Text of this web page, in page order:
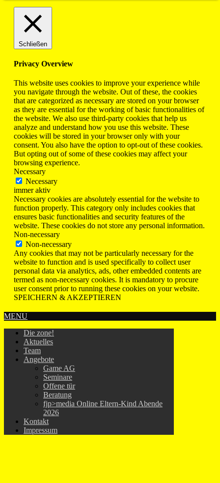
Schließen
Privacy Overview
This website uses cookies to improve your experience while
you navigate through the website. Out of these, the cookies
that are categorized as necessary are stored on your browser
as they are essential for the working of basic functionalities of
the website. We also use third-party cookies that help us
analyze and understand how you use this website. These
cookies will be stored in your browser only with your
consent. You also have the option to opt-out of these cookies.
But opting out of some of these cookies may affect your
browsing experience.
Necessary
Necessary
immer aktiv
Necessary cookies are absolutely essential for the website to
function properly. This category only includes cookies that
ensures basic functionalities and security features of the
website. These cookies do not store any personal information.
Non-necessary
Non-necessary
Any cookies that may not be particularly necessary for the
website to function and is used specifically to collect user
personal data via analytics, ads, other embedded contents are
termed as non-necessary cookies. It is mandatory to procure
user consent prior to running these cookies on your website.
SPEICHERN & AKZEPTIEREN
MENU
Die zone!
Aktuelles
Team
Angebote
Game AG
Seminare
Offene tür
Beratung
fjp>media Online Eltern-Kind Abende
2026
Kontakt
Impressum